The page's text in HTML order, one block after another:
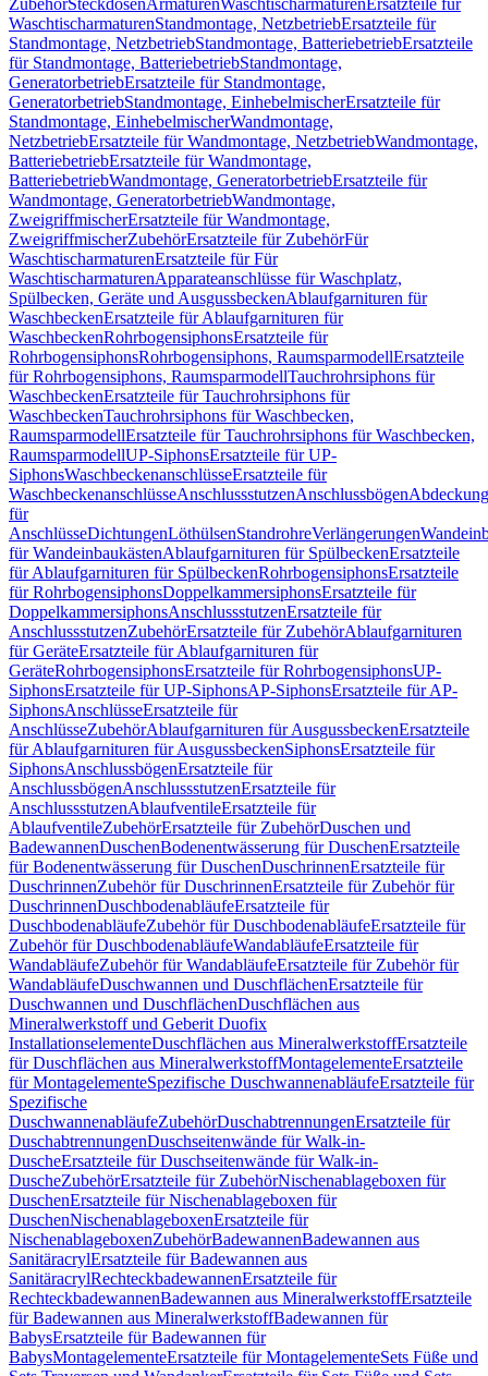
ZubehörSteckdosenArmaturenWaschtischarmaturen Ersatzteile für
WaschtischarmaturenStandmontage, NetzbetriebErsatzteile für
Standmontage, NetzbetriebStandmontage, BatteriebetriebErsatzteile
für Standmontage, BatteriebetriebStandmontage,
GeneratorbetriebErsatzteile für Standmontage,
GeneratorbetriebStandmontage, EinhebelmischerErsatzteile für
Standmontage, EinhebelmischerWandmontage,
NetzbetriebErsatzteile für Wandmontage, NetzbetriebWandmontage,
BatteriebetriebErsatzteile für Wandmontage,
BatteriebetriebWandmontage, GeneratorbetriebErsatzteile für
Wandmontage, GeneratorbetriebWandmontage,
ZweigriffmischerErsatzteile für Wandmontage,
ZweigriffmischerZubehörErsatzteile für ZubehörFür
WaschtischarmaturenErsatzteile für Für
WaschtischarmaturenApparateanschlüsse für Waschplatz,
Spülbecken, Geräte und AusgussbeckenAblaufgarnituren für
WaschbeckenErsatzteile für Ablaufgarnituren für
WaschbeckenRohrbogensiphonsErsatzteile für
RohrbogensiphonsRohrbogensiphons, RaumsparmodellErsatzteile
für Rohrbogensiphons, RaumsparmodellTauchrohrsiphons für
WaschbeckenErsatzteile für Tauchrohrsiphons für
WaschbeckenTauchrohrsiphons für Waschbecken,
RaumsparmodellErsatzteile für Tauchrohrsiphons für Waschbecken,
RaumsparmodellUP-SiphonsErsatzteile für UP-
SiphonsWaschbeckenanschlüsseErsatzteile für
WaschbeckenanschlüsseAnschlussstutzenAnschlussbögen
für
AnschlüsseDichtungenLöthülsenStandrohreVerlängerungen
für WandeinbaukästenAblaufgarnituren für SpülbeckenErsatzteile
für Ablaufgarnituren für SpülbeckenRohrbogensiphonsErsatzteile
für RohrbogensiphonsDoppelkammersiphonsErsatzteile für
DoppelkammersiphonsAnschlussstutzenErsatzteile für
AnschlussstutzenZubehörErsatzteile für ZubehörAblaufgarnituren
für GeräteErsatzteile für Ablaufgarnituren für
GeräteRohrbogensiphonsErsatzteile für RohrbogensiphonsUP-
SiphonsErsatzteile für UP-SiphonsAP-SiphonsErsatzteile für AP-
SiphonsAnschlüsseErsatzteile für
AnschlüsseZubehörAblaufgarnituren für AusgussbeckenErsatzteile
für Ablaufgarnituren für AusgussbeckenSiphonsErsatzteile für
SiphonsAnschlussbögenErsatzteile für
AnschlussbögenAnschlussstutzenErsatzteile für
AnschlussstutzenAblaufventileErsatzteile für
AblaufventileZubehörErsatzteile für ZubehörDuschen und
BadewannenDuschenBodenentwässerung für DuschenErsatzteile
für Bodenentwässerung für DuschenDuschrinnenErsatzteile für
DuschrinnenZubehör für DuschrinnenErsatzteile für Zubehör für
DuschrinnenDuschbodenabläufeErsatzteile für
DuschbodenabläufeZubehör für DuschbodenabläufeErsatzteile für
Zubehör für DuschbodenabläufeWandabläufeErsatzteile für
WandabläufeZubehör für WandabläufeErsatzteile für Zubehör für
WandabläufeDuschwannen und DuschflächenErsatzteile für
Duschwannen und DuschflächenDuschflächen aus
Mineralwerkstoff und Geberit Duofix
InstallationselementeDuschflächen aus MineralwerkstoffErsatzteile
für Duschflächen aus MineralwerkstoffMontagelementeErsatzteile
für MontagelementeSpezifische DuschwannenabläufeErsatzteile für
Spezifische
DuschwannenabläufeZubehörDuschabtrennungenErsatzteile für
DuschabtrennungenDuschseitenwände für Walk-in-
DuscheErsatzteile für Duschseitenwände für Walk-in-
DuscheZubehörErsatzteile für ZubehörNischenablageboxen für
DuschenErsatzteile für Nischenablageboxen für
DuschenNischenablageboxenErsatzteile für
NischenablageboxenZubehörBadewannenBadewannen aus
SanitäracrylErsatzteile für Badewannen aus
SanitäracrylRechteckbadewannenErsatzteile für
RechteckbadewannenBadewannen aus MineralwerkstoffErsatzteile
für Badewannen aus MineralwerkstoffBadewannen für
BabysErsatzteile für Badewannen für
BabysMontagelementeErsatzteile für MontagelementeSets Füße und